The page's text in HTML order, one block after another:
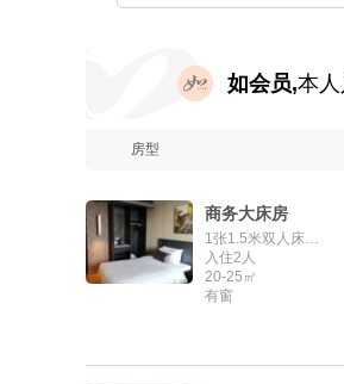
如会员,本
房型
商务大床房
1张1.5米双人床【或】1.8米双人床
入住2人
20-25㎡
有窗